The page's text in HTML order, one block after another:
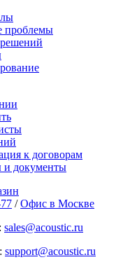
проблемы
к договорам
и документы
/ Офис в Москве
sales@acoustic.ru
support@acoustic.ru